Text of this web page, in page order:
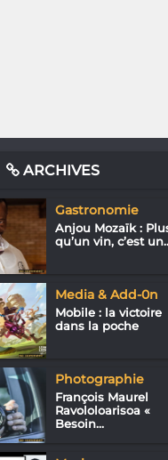
ARCHIVES
Gastronomie
Anjou Mozaïk :
qu’un vin, c’est
Media & Add-0n
Mobile : la victoire
dans la poche
Photographie
François Maurel
Ravololoarisoa «
Besoin...